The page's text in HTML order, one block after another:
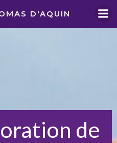
au
contenu
D'AQUIN
de